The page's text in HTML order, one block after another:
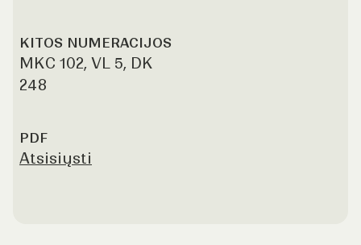
KITOS NUMERACIJOS
MKC 102, VL 5, DK
248
PDF
Atsisiųsti